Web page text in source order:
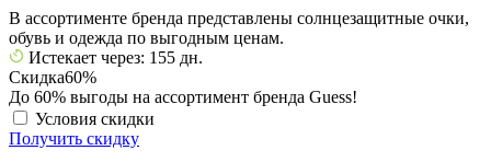
В ассортименте бренда представлены солнцезащитные очки,
обувь и одежда по выгодным ценам.
Истекает через: 155 дн.
Скидка60%
До 60% выгоды на ассортимент бренда Guess!
Условия скидки
Получить скидку